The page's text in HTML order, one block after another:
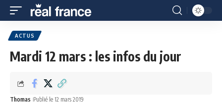
ACTUS
Mardi 12 mars : les infos du jour
Thomas Publié le 12 mars 2019